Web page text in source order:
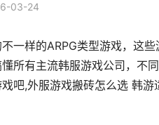
03-24
一样的ARPG类型游戏，这
所有主流韩服游戏公司，不
吧,外服游戏搬砖怎么选 韩